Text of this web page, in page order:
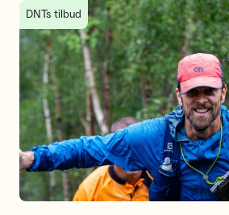
Resultater
DNTs tilbud